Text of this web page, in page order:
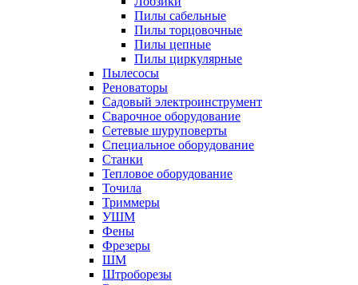
Пилы сабельные
Пилы торцовочные
Пилы цепные
Пилы циркулярные
Пылесосы
Реноваторы
Садовый электроинструмент
Сварочное оборудование
Сетевые шуруповерты
Специальное оборудование
Станки
Тепловое оборудование
Точила
Триммеры
УШМ
Фены
Фрезеры
ШМ
Штроборезы